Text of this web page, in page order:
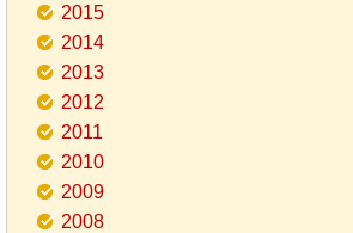
2015
2014
2013
2012
2011
2010
2009
2008